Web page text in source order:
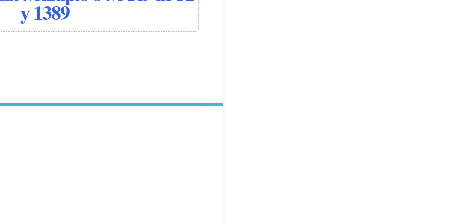
y 1389